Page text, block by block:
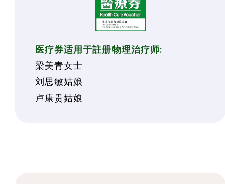
医疗券适用于註册物理治疗师:
梁美青女士
刘思敏姑娘
卢康贵姑娘